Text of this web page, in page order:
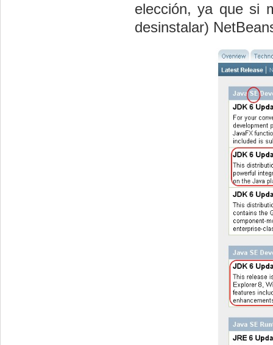
elección, ya que si
desinstalar)